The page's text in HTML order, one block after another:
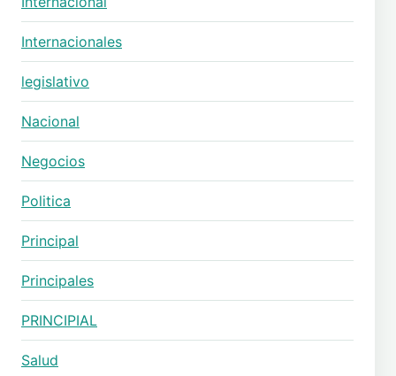
Internacionales
legislativo
Nacional
Negocios
Politica
Principal
Principales
PRINCIPIAL
Salud